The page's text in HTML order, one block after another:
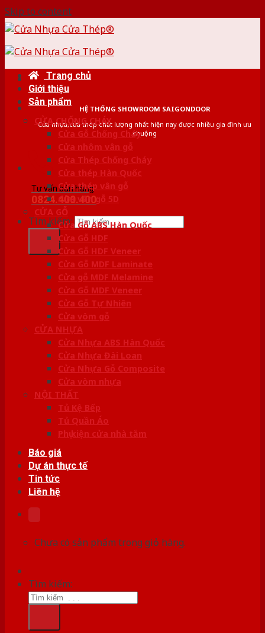
Skip to content
HỆ THỐNG SHOWROOM SAIGONDOOR
Cửa nhựa,cửa thép chất lượng nhất hiện nay được nhiều gia đình ưu
chuộng
Tư vấn bán hàng
0824.400.400
Tìm kiếm:
Trang chủ
Giới thiệu
Sản phẩm
CỬA CHỐNG CHÁY
Cửa Gỗ Chống Cháy
Cửa nhôm vân gỗ
Cửa Thép Chống Cháy
Cửa thép Hàn Quốc
Cửa thép vân gỗ
Cửa vân gỗ 5D
CỬA GỖ
Cửa Gỗ ABS Hàn Quốc
Cửa Gỗ HDF
Cửa Gỗ HDF Veneer
Cửa Gỗ MDF Laminate
Cửa gỗ MDF Melamine
Cửa Gỗ MDF Veneer
Cửa Gỗ Tự Nhiên
Cửa vòm gỗ
CỬA NHỰA
Cửa Nhựa ABS Hàn Quốc
Cửa Nhựa Đài Loan
Cửa Nhựa Gỗ Composite
Cửa vòm nhựa
NỘI THẤT
Tủ Kệ Bếp
Tủ Quần Áo
Phụ kiện cửa nhà tắm
Báo giá
Dự án thực tế
Tin tức
Liên hệ
Chưa có sản phẩm trong giỏ hàng.
Tìm kiếm: